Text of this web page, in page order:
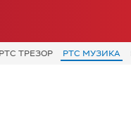
РТС ТРЕЗОР РТС МУЗИКА